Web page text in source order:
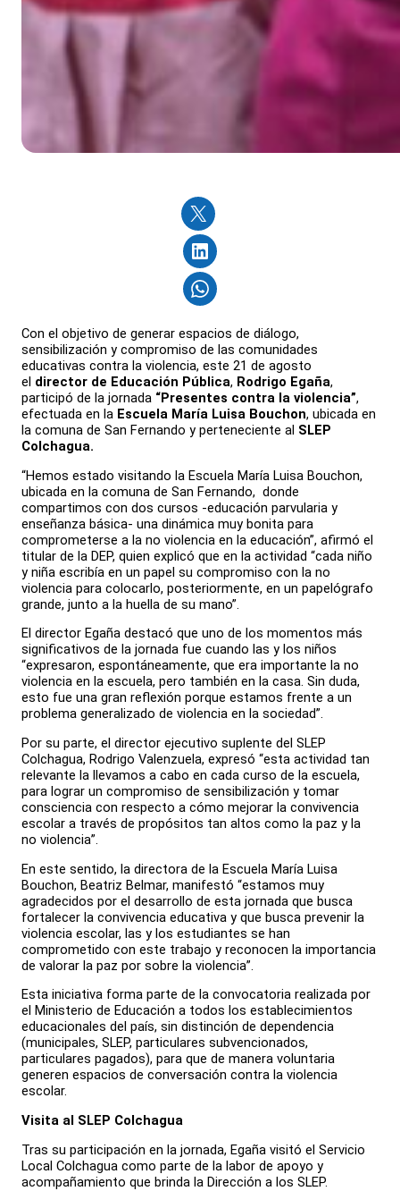
Con el objetivo de generar espacios de diálogo,
sensibilización y compromiso de las comunidades
educativas contra la violencia, este 21 de agosto
el director de Educación Pública, Rodrigo Egaña,
participó de la jornada “Presentes contra la violencia”,
efectuada en la Escuela María Luisa Bouchon, ubicada en
la comuna de San Fernando y perteneciente al SLEP
Colchagua.
“Hemos estado visitando la Escuela María Luisa Bouchon,
ubicada en la comuna de San Fernando, donde
compartimos con dos cursos -educación parvularia y
enseñanza básica- una dinámica muy bonita para
comprometerse a la no violencia en la educación”, afirmó el
titular de la DEP, quien explicó que en la actividad “cada niño
y niña escribía en un papel su compromiso con la no
violencia para colocarlo, posteriormente, en un papelógrafo
grande, junto a la huella de su mano”.
El director Egaña destacó que uno de los momentos más
significativos de la jornada fue cuando las y los niños
“expresaron, espontáneamente, que era importante la no
violencia en la escuela, pero también en la casa. Sin duda,
esto fue una gran reflexión porque estamos frente a un
problema generalizado de violencia en la sociedad”.
Por su parte, el director ejecutivo suplente del SLEP
Colchagua, Rodrigo Valenzuela, expresó “esta actividad tan
relevante la llevamos a cabo en cada curso de la escuela,
para lograr un compromiso de sensibilización y tomar
consciencia con respecto a cómo mejorar la convivencia
escolar a través de propósitos tan altos como la paz y la
no violencia”.
En este sentido, la directora de la Escuela María Luisa
Bouchon, Beatriz Belmar, manifestó “estamos muy
agradecidos por el desarrollo de esta jornada que busca
fortalecer la convivencia educativa y que busca prevenir la
violencia escolar, las y los estudiantes se han
comprometido con este trabajo y reconocen la importancia
de valorar la paz por sobre la violencia”.
Esta iniciativa forma parte de la convocatoria realizada por
el Ministerio de Educación a todos los establecimientos
educacionales del país, sin distinción de dependencia
(municipales, SLEP, particulares subvencionados,
particulares pagados), para que de manera voluntaria
generen espacios de conversación contra la violencia
escolar.
Visita al SLEP Colchagua
Tras su participación en la jornada, Egaña visitó el Servicio
Local Colchagua como parte de la labor de apoyo y
acompañamiento que brinda la Dirección a los SLEP.